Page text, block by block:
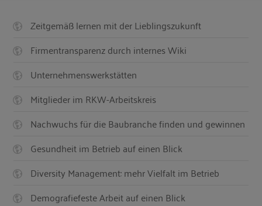
Zeitgemäß lernen mit der Lieblingszukunft
Firmentransparenz durch internes Wiki
Unternehmenswerkstätten
Mitglieder im RKW-Arbeitskreis
Nachwuchs für die Baubranche finden und gewinnen
Gesundheit im Betrieb auf einen Blick
Diversity Management: mehr Vielfalt im Betrieb
Demografiefeste Arbeit auf einen Blick